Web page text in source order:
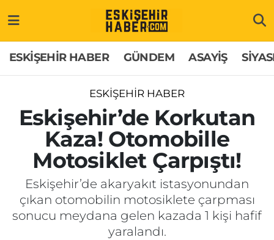
ESKİŞEHİR HABER GÜNDEM ASAYİŞ
ESKİŞEHİR HABER
Eskişehir’de Korkutan
Kaza! Otomobille
Motosiklet Çarpıştı!
Eskişehir’de akaryakıt istasyonundan
çıkan otomobilin motosiklete çarpması
sonucu meydana gelen kazada 1 kişi hafif
yaralandı.
GÜNDEM
ASAYİŞ
SİYASET
EKONOMİ
SAĞLIK
Hakkımızda
İletişim
Künye
Odunpazarı Trafik Yoğunluk Haritası
Süper Lig Puan Durumu ve Fikstür
Tüm Manşetler
Son Dakika Haberleri
Haber Arşivi